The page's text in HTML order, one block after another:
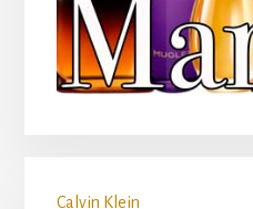
Calvin Klein